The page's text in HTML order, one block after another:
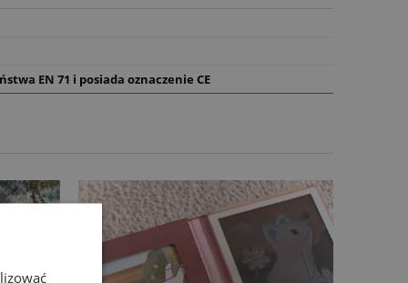
EN 71 i posiada oznaczenie CE